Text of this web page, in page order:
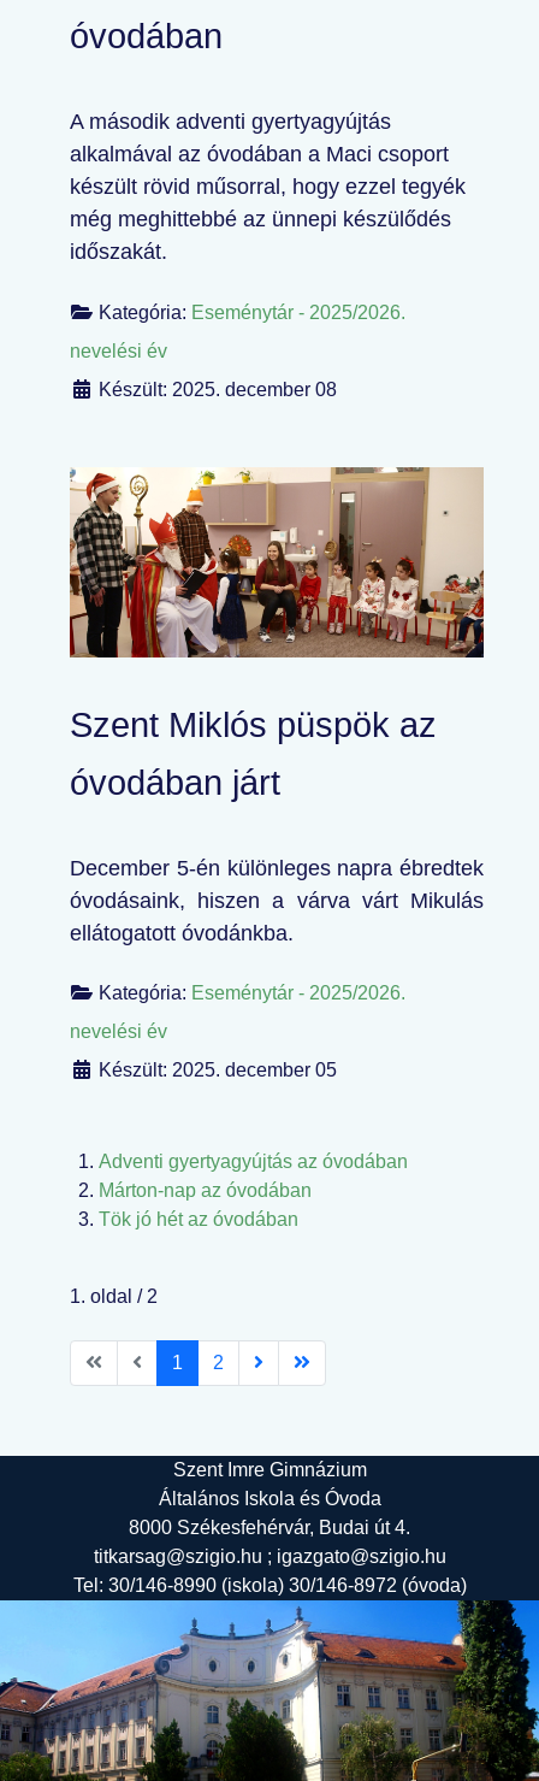
óvodában
A második adventi gyertyagyújtás
alkalmával az óvodában a Maci csoport
készült rövid műsorral, hogy ezzel tegyék
még meghittebbé az ünnepi készülődés
időszakát.
Kategória: Eseménytár - 2025/2026.
nevelési év
Készült: 2025. december 08
Szent Miklós püspök az
óvodában járt
December 5-én különleges napra ébredtek
óvodásaink, hiszen a várva várt Mikulás
ellátogatott óvodánkba.
Kategória: Eseménytár - 2025/2026.
nevelési év
Készült: 2025. december 05
Adventi gyertyagyújtás az óvodában
Márton-nap az óvodában
Tök jó hét az óvodában
1. oldal / 2
1 2
Szent Imre Gimnázium
Általános Iskola és Óvoda
8000 Székesfehérvár, Budai út 4.
titkarsag@szigio.hu ; igazgato@szigio.hu
Tel: 30/146-8990 (iskola) 30/146-8972 (óvoda)